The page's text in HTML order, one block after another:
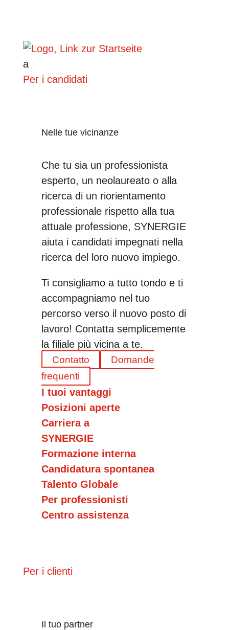
a
Per i candidati
Nelle tue vicinanze
Che tu sia un professionista
esperto, un neolaureato o alla
ricerca di un riorientamento
professionale rispetto alla tua
attuale professione, SYNERGIE
aiuta i candidati impegnati nella
ricerca del loro nuovo impiego.
Ti consigliamo a tutto tondo e ti
accompagniamo nel tuo
percorso verso il nuovo posto di
lavoro! Contatta semplicemente
la filiale più vicina a te.
Contatto
Domande
frequenti
I tuoi vantaggi
Posizioni aperte
Carriera a
SYNERGIE
Formazione interna
Candidatura spontanea
Talento Globale
Per professionisti
Centro assistenza
Per i clienti
Il tuo partner